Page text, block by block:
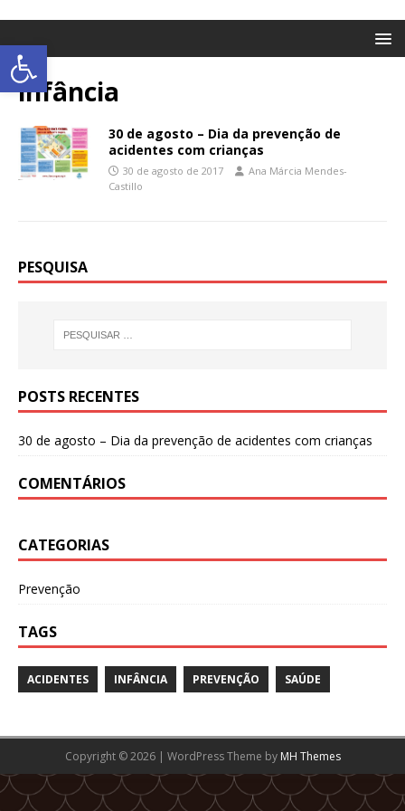
Abrir a barra de ferramentas
infância
30 de agosto – Dia da prevenção de
acidentes com crianças
30 de agosto de 2017
Ana Márcia Mendes-
Castillo
PESQUISA
POSTS RECENTES
30 de agosto – Dia da prevenção de acidentes com crianças
COMENTÁRIOS
CATEGORIAS
Prevenção
TAGS
ACIDENTES INFÂNCIA PREVENÇÃO SAÚDE
Copyright © 2026 | WordPress Theme by MH Themes